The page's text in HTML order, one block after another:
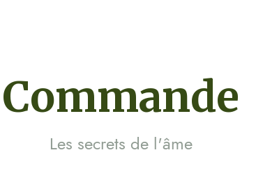
Commande
Les secrets de l'âme